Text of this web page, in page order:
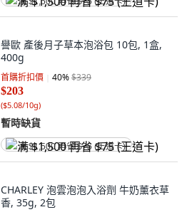
譽歐 產後月子草本泡浴包 10包, 1盒,
400g
首購折扣價 40%$339
$203
($5.08/10g)
暫時缺貨
满 $1,500 再省 $75 (王道卡)
CHARLEY 泡雲泡泡入浴劑 牛奶薰衣草
香, 35g, 2包